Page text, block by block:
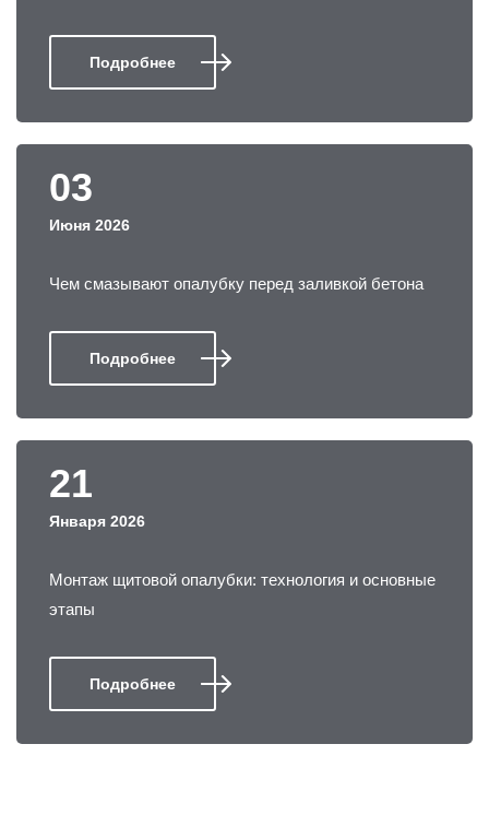
Подробнее
03
Июня 2026
Чем смазывают опалубку перед заливкой бетона
Подробнее
21
Января 2026
Монтаж щитовой опалубки: технология и основные
этапы
Подробнее